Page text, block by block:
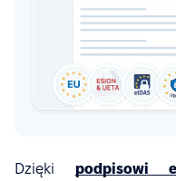
Dzięki podpisowi